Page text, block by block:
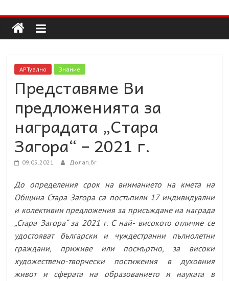
to
content
Долап
БГ
култура|
пътешествия|
мода|
събития|
кухня|
реклама|
минало|
АРТуално Знание
Представяме Ви
предложенията за
наградата „Стара
Загора“ – 2021 г.
09.05.2021 Долап.бг
До определения срок на вниманието на кмета на
Община Стара Загора са постъпили 17 индивидуални
и колективни предложения за присъждане на награда
„Стара Загора“ за 2021 г. С най- високото отличие се
удостояват български и чуждестранни пълнолетни
граждани, приживе или посмъртно, за високи
художествено-творчески постижения в духовния
живот и сферата на образованието и науката в